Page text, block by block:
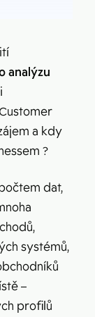
analýzu
a kdy
?
dat,
systémů,
–
profilů